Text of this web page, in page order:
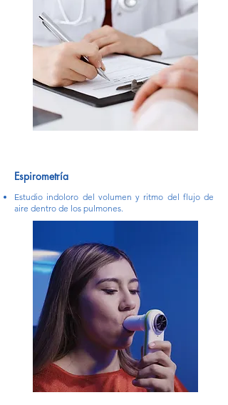
Espirometría
Estudio indoloro del volumen y ritmo del flujo de
aire dentro de los pulmones.